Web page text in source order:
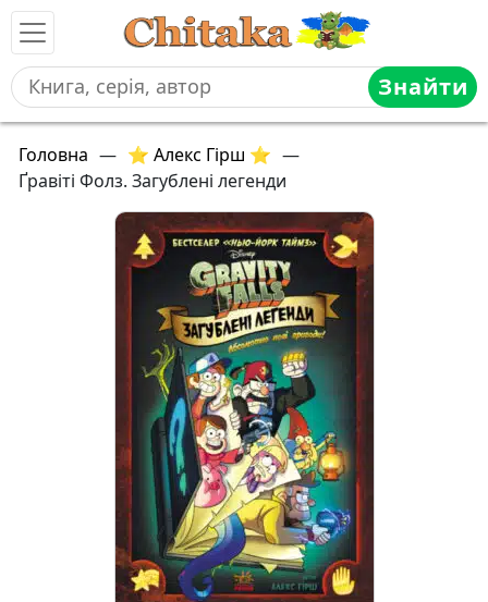
Знайти
Головна — ⭐ Алекс Гірш ⭐ —
Ґравіті Фолз. Загублені легенди